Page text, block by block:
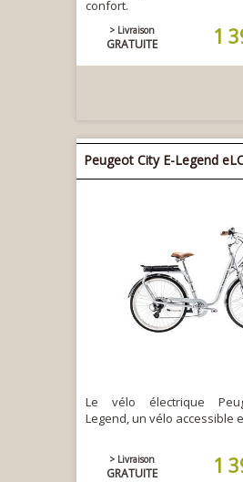
confort.
> Livraison
GRATUITE 1
Peugeot City E-Legend
Le vélo électrique
Legend, un vélo accessible
> Livraison
GRATUITE 1